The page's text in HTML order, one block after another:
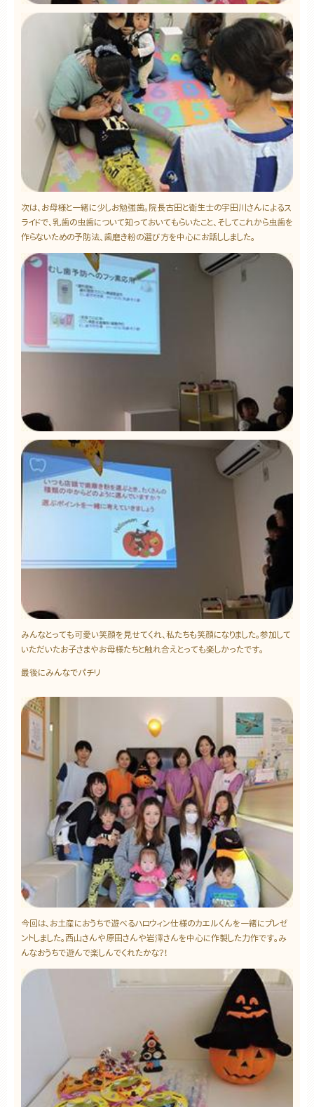
次は、お母様と一緒に少しお勉強歯。院長古田と衛生士の宇田川さんによるス
ライドで、乳歯の虫歯について知っておいてもらいたこと、そしてこれから虫歯を
作らないための予防法、歯磨き粉の選び方を中心にお話ししました。
みんなとっても可愛い笑顔を見せてくれ、私たちも笑顔になりました。参加して
いただいたお子さまやお母様たちと触れ合えとっても楽しかったです。
最後にみんなでパチリ
今回は、お土産におうちで遊べるハロウィン仕様のカエルくんを一緒にプレゼ
ントしました。西山さんや原田さんや岩澤さんを中心に作製した力作です。み
んなおうちで遊んで楽しんでくれたかな？！